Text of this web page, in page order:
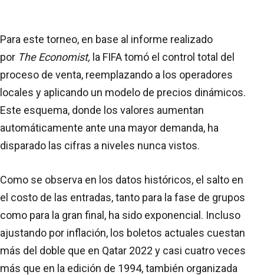
Para este torneo, en base al informe realizado
por The Economist, la FIFA tomó el control total del
proceso de venta, reemplazando a los operadores
locales y aplicando un modelo de precios dinámicos.
Este esquema, donde los valores aumentan
automáticamente ante una mayor demanda, ha
disparado las cifras a niveles nunca vistos.
Como se observa en los datos históricos, el salto en
el costo de las entradas, tanto para la fase de grupos
como para la gran final, ha sido exponencial. Incluso
ajustando por inflación, los boletos actuales cuestan
más del doble que en Qatar 2022 y casi cuatro veces
más que en la edición de 1994, también organizada